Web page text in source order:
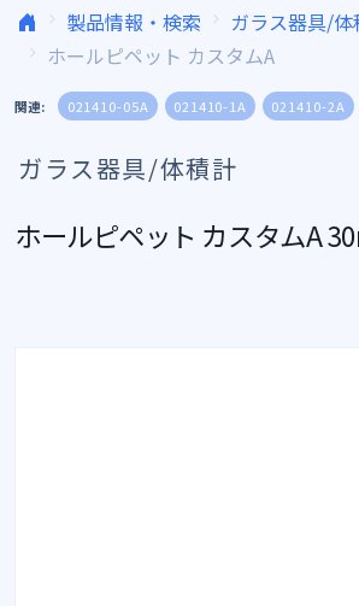
製品情報・検索 ガラス器具/体
ホールピペット カスタムA
関連: 021410-05A 021410-1A 021410-2A
ガラス器具/体積計
ホールピペット カスタムA